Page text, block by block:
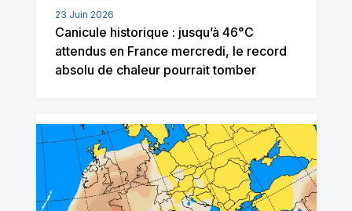
23 Juin 2026
Canicule historique : jusqu’à 46°C
attendus en France mercredi, le record
absolu de chaleur pourrait tomber